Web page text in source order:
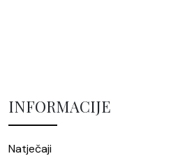
INFORMACIJE
Natječaji